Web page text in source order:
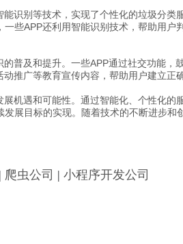
识别等技术，实现了个性化的垃圾分
些APP还利用智能识别技术，帮助用
普及和提升。一些APP通过社交功能
推广等教育宣传内容，帮助用户建立正
机遇和可能性。通过智能化、个性化
展目标的实现。随着技术的不断进步
| 爬虫公司 | 小程序开发公司